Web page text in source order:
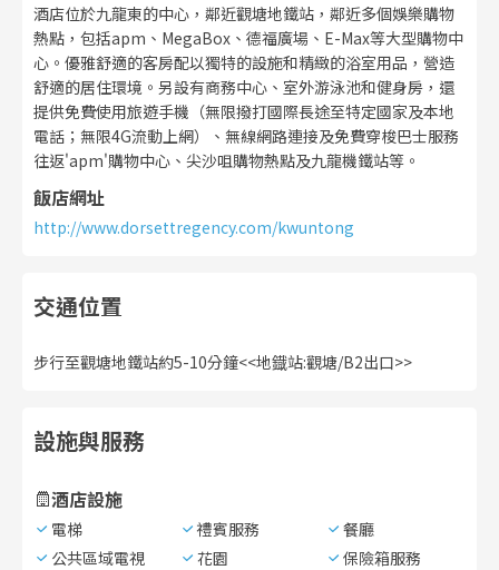
酒店位於九龍東的中心，鄰近觀塘地鐵站，鄰近多個娛樂購物
熱點，包括apm、MegaBox、德福廣場、E-Max等大型購物中
心。優雅舒適的客房配以獨特的設施和精緻的浴室用品，營造
舒適的居住環境。另設有商務中心、室外游泳池和健身房，還
提供免費使用旅遊手機（無限撥打國際長途至特定國家及本地
電話；無限4G流動上網）、無線網路連接及免費穿梭巴士服務
往返'apm'購物中心、尖沙咀購物熱點及九龍機鐵站等。
飯店網址
http://www.dorsettregency.com/kwuntong
交通位置
步行至觀塘地鐵站約5-10分鐘<<地鐡站:觀塘/B2出口>>
設施與服務
酒店設施
電梯 禮賓服務
餐廳
公共區域電視
花園
保險箱服務